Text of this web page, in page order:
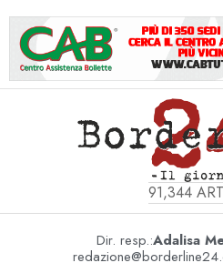
91,344
Dir. resp.:Adalisa